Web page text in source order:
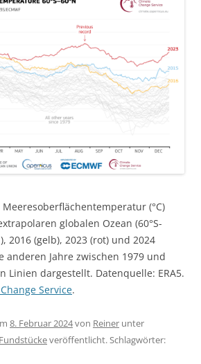
(°C)
globalen Ozean (60°S-
2016 (gelb), 2023 (rot) und 2024
anderen Jahre zwischen 1979 und
Linien dargestellt. Datenquelle: ERA5.
Service.
8. Februar 2024von Reiner unter
Fundstückeveröffentlicht. Schlagwörter: